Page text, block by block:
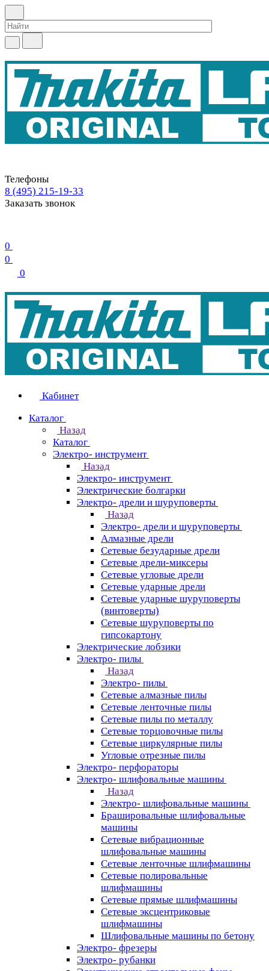
Телефоны
8 (495) 215-19-33
Заказать звонок
0
0
0
Кабинет
Каталог
Назад
Каталог
Электро- инструмент
Назад
Электро- инструмент
Электрические болгарки
Электро- дрели и шуруповерты
Назад
Электро- дрели и шуруповерты
Алмазные дрели
Сетевые безударные дрели
Сетевые дрели-миксеры
Сетевые угловые дрели
Сетевые ударные дрели
Сетевые ударные шуруповерты
(винтоверты)
Сетевые шуруповерты по
гипсокартону
Электрические лобзики
Электро- пилы
Назад
Электро- пилы
Сетевые алмазные пилы
Сетевые ленточные пилы
Сетевые пилы по металлу
Сетевые торцовочные пилы
Сетевые циркулярные пилы
Угловые отрезные пилы
Электро- перфораторы
Электро- шлифовальные машины
Назад
Электро- шлифовальные машины
Брашировальные шлифовальные
машины
Сетевые вибрационные
шлифовальные машины
Сетевые ленточные шлифмашины
Сетевые полировальные
шлифмашины
Сетевые прямые шлифмашины
Сетевые эксцентриковые
шлифмашины
Шлифовальные машины по бетону
Электро- фрезеры
Электро- рубанки